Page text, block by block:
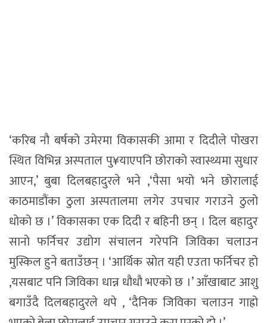
‘करिब नौ बर्षको उमेरमा विकासकी आमा र दिदीले पोखरा
स्थित विभिन्न अस्पताल पु¥याएपनि छोराको स्वास्थ्यमा सुधार
आएन,’ बुबा दिलबहादुरले भने ,‘पैसा भयो भने छोरालाई
काठमाडौंका ठुला अस्पतालमा लगेर उपचार गराउने ठुलो
धोको छ ।’ विकासका एक दिदी र बहिनी छन् । दिल बहादुर
सानो फर्निचर उद्योग संचालन गरेपनि जिविका चलाउन
मुस्किल हुने बताउँछन् । ‘आर्थिक स्रोत यही एउता फर्निचर हो
,यसबाट पनि जिविका धान्न धौधौ भएको छ ।’ आँखाबाट आशु
बगाउँदै दिलबहादुरले थपे , ‘दैनिक जिविका चलाउन गाह्रो